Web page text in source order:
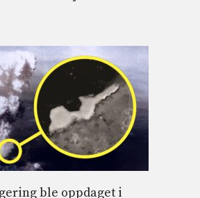
ble oppdaget i